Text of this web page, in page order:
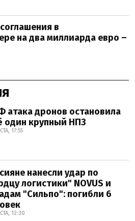
в
на два миллиарда евро –
атака дронов остановила
один крупный НПЗ
17:55
нанесли удар по
логистики" NOVUS и
"Сильпо": погибли 6
12:30